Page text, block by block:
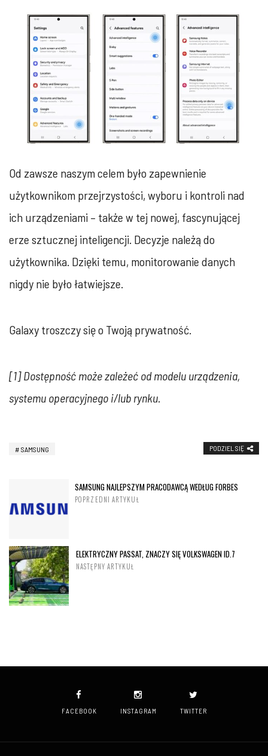
Od zawsze naszym celem było zapewnienie
użytkownikom przejrzystości, wyboru i kontroli nad
ich urządzeniami – także w tej nowej, fascynującej
erze sztucznej inteligencji. Decyzje należą do
użytkownika. Dzięki temu, monitorowanie danych
nigdy nie było łatwiejsze.
Galaxy troszczy się o Twoją prywatność.
[1] Dostępność może zależeć od modelu urządzenia,
systemu operacyjnego i/lub rynku.
SAMSUNG PODZIEL SIĘ
SAMSUNG NAJLEPSZYM PRACODAWCĄ WEDŁUG FORBES
POPRZEDNI ARTYKUŁ
ELEKTRYCZNY PASSAT, ZNACZY SIĘ VOLKSWAGEN ID.7
NASTĘPNY ARTYKUŁ
FACEBOOK INSTAGRAM TWITTER